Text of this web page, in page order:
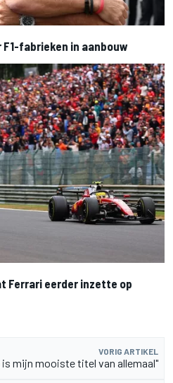
fabrieken in aanbouw
Ferrari eerder inzette op
VORIG ARTIKEL
mijn mooiste titel van allemaal"